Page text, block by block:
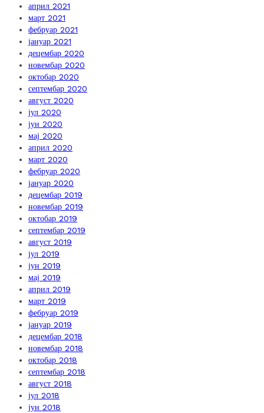
април 2021
март 2021
фебруар 2021
јануар 2021
децембар 2020
новембар 2020
октобар 2020
септембар 2020
август 2020
јул 2020
јун 2020
мај 2020
април 2020
март 2020
фебруар 2020
јануар 2020
децембар 2019
новембар 2019
октобар 2019
септембар 2019
август 2019
јул 2019
јун 2019
мај 2019
април 2019
март 2019
фебруар 2019
јануар 2019
децембар 2018
новембар 2018
октобар 2018
септембар 2018
август 2018
јул 2018
јун 2018